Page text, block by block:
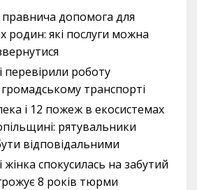
допомога для
родин: які послуги можна
перевірили роботу
транспорті
і 12 пожеж в екосистемах
рятувальники
відповідальними
спокусилась на забутий
8 років тюрми